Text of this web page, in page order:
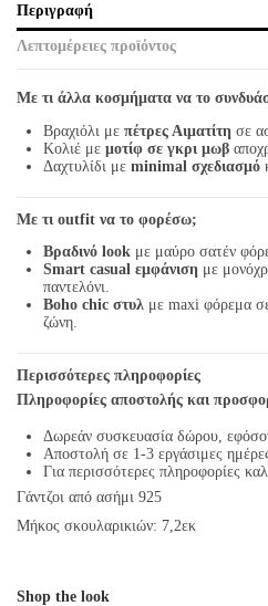
Περιγραφή
Λεπτομέρειες προϊόντος
Με τι άλλα κοσμήματα να το
Βραχιόλι με πέτρες Αιματίτη σε
Κολιέ με μοτίφ σε γκρι μωβ
Δαχτυλίδι με minimal σχεδιασμό
Με τι outfit να το φορέσω;
Βραδινό look με μαύρο σατέν
Smart casual εμφάνιση με
παντελόνι.
Boho chic στυλ με maxi φόρεμα
ζώνη.
Περισσότερες πληροφορίες
Πληροφορίες αποστολής και
Δωρεάν συσκευασία δώρου,
Αποστολή σε 1-3 εργάσιμες
Για περισσότερες πληροφορίες
Γάντζοι από ασήμι 925
Μήκος σκουλαρικιών: 7,2εκ
Shop the look